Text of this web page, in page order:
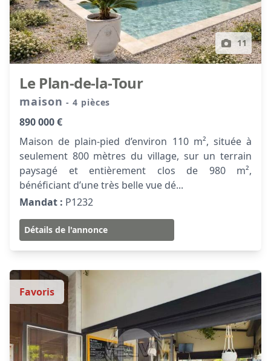
11
Le Plan-de-la-Tour
maison- 4 pièces
890 000 €
Maison de plain-pied d’environ 110 m², située à
seulement 800 mètres du village, sur un terrain
paysagé et entièrement clos de 980 m²,
bénéficiant d’une très belle vue dé...
Mandat : P1232
Détails de l'annonce
Favoris